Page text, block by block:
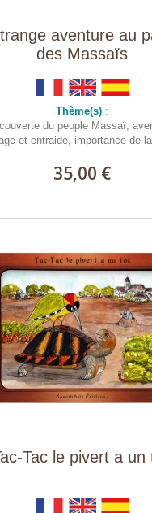
aventure au
des Massaïs
Thème(s) :
du peuple Massaï,
et entraide, importance de
35,00 €
Tac le pivert a un